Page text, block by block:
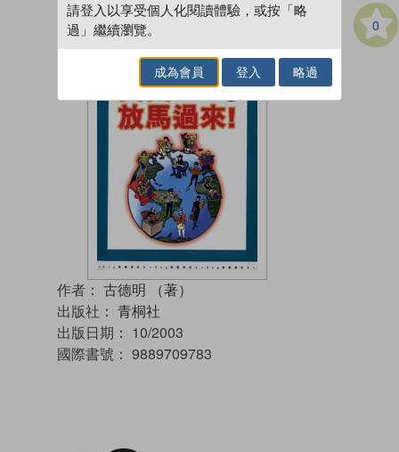
0
作者： 古德明 （著）
出版社： 青桐社
出版日期： 10/2003
國際書號： 9889709783
請登入以享受個人化閱讀體驗，或按「略
過」繼續瀏覽。
成為會員 登入 略過